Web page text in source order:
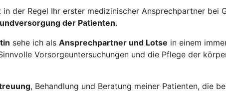
der Regel Ihr erster medizinischer Ansprechpartner bei
der Patienten.
sehe ich als Ansprechpartner und Lotse in einem
Vorsorgeuntersuchungen und die Pflege der
, Behandlung und Beratung meiner Patienten, die